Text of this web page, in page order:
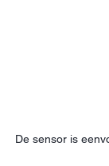
De sensor is